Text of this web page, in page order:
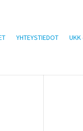
YHTEYSTIEDOT UKK